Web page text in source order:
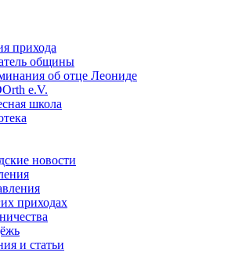
прихода
общины
об отце Леониде
e.V.
школа
новости
приходах
и статьи